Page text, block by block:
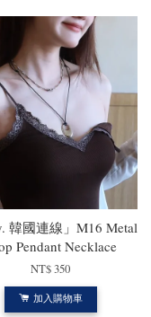
韓國連線」M16 Metal
Pendant Necklace
NT$ 350
加入購物車